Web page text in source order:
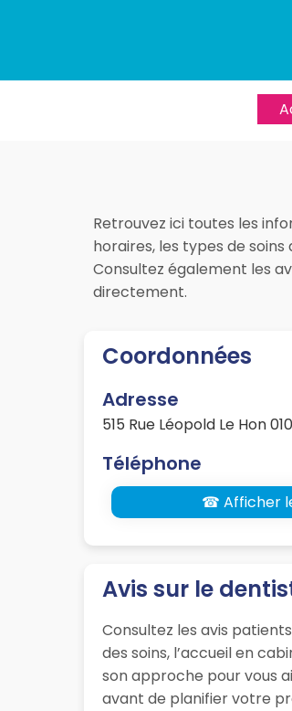
Retrouvez ici toutes les
horaires, les types de
Consultez également les
directement.
Coordonnées
Adresse
515 Rue Léopold Le Hon
Téléphone
☎ Afficher
Avis sur le
Consultez les avis
des soins, l’accueil en
son approche pour vous
avant de planifier votre